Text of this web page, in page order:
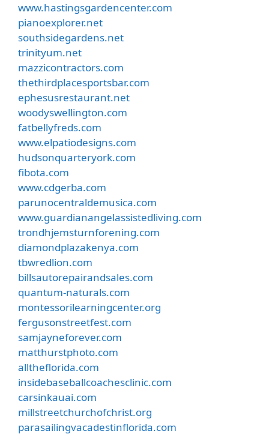
www.hastingsgardencenter.com
pianoexplorer.net
southsidegardens.net
trinityum.net
mazzicontractors.com
thethirdplacesportsbar.com
ephesusrestaurant.net
woodyswellington.com
fatbellyfreds.com
www.elpatiodesigns.com
hudsonquarteryork.com
fibota.com
www.cdgerba.com
parunocentraldemusica.com
www.guardianangelassistedliving.com
trondhjemsturnforening.com
diamondplazakenya.com
tbwredlion.com
billsautorepairandsales.com
quantum-naturals.com
montessorilearningcenter.org
fergusonstreetfest.com
samjayneforever.com
matthurstphoto.com
alltheflorida.com
insidebaseballcoachesclinic.com
carsinkauai.com
millstreetchurchofchrist.org
parasailingvacadestinflorida.com